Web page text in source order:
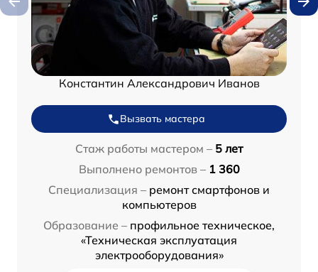
Константин Александрович Иванов
Вызвать мастера
Стаж работы мастером – 5 лет
Выполнено ремонтов – 1 360
Специализация – ремонт смартфонов и
компьютеров
Образование – профильное техническое,
«Техническая эксплуатация
электрооборудования»